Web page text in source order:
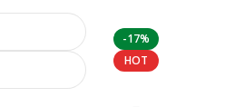
-17%
HOT